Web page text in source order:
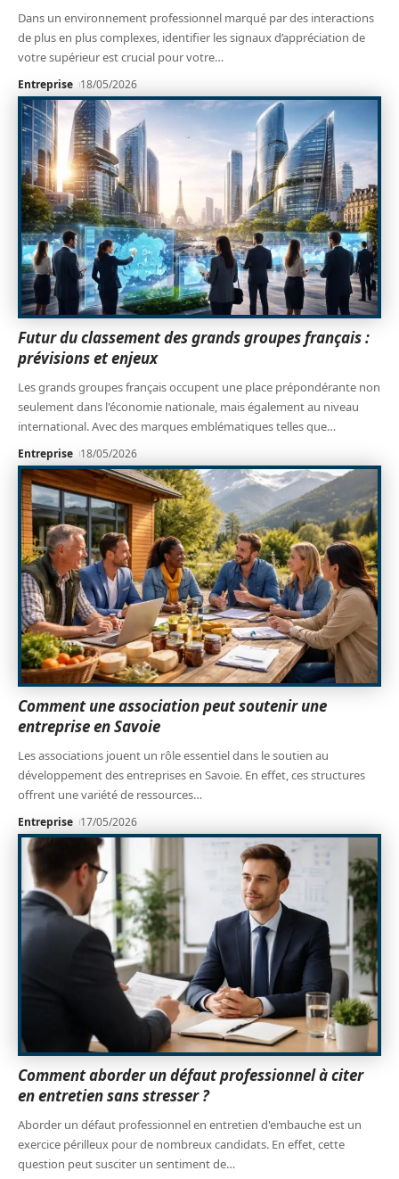
Dans un environnement professionnel marqué par des interactions
de plus en plus complexes, identifier les signaux d’appréciation de
votre supérieur est crucial pour votre…
Entreprise 18/05/2026
Futur du classement des grands groupes français :
prévisions et enjeux
Les grands groupes français occupent une place prépondérante non
seulement dans l'économie nationale, mais également au niveau
international. Avec des marques emblématiques telles que…
Entreprise 18/05/2026
Comment une association peut soutenir une
entreprise en Savoie
Les associations jouent un rôle essentiel dans le soutien au
développement des entreprises en Savoie. En effet, ces structures
offrent une variété de ressources…
Entreprise 17/05/2026
Comment aborder un défaut professionnel à citer
en entretien sans stresser ?
Aborder un défaut professionnel en entretien d'embauche est un
exercice périlleux pour de nombreux candidats. En effet, cette
question peut susciter un sentiment de…